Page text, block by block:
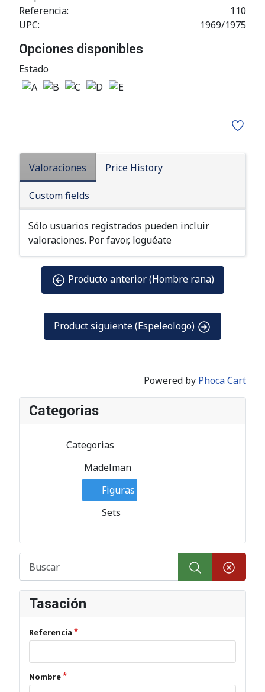
Categorias
Categorias
Madelman
Figuras
Sets
Tasación
Referencia
Nombre
Referencia:
110
UPC:
1969/1975
Opciones disponibles
Estado
Valoraciones Price History
Custom fields
Sólo usuarios registrados pueden incluir
valoraciones. Por favor, loguéate
Producto anterior (Hombre rana)
Product siguiente (Espeleologo)
Powered by Phoca Cart